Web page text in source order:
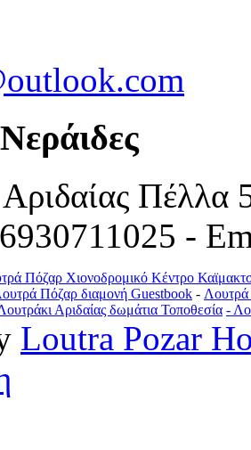
-
Πόζαρ Χιονοδρομικό Κέντρο
Πόζαρ διαμονή Guestbook - Λουτρά
Αριδαίας δωμάτια Τοποθεσία -
Loutra Pozar